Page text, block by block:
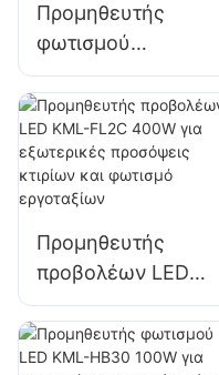
Προμηθευτής
φωτισμού
εξωτερικού χώρου
στάθμευσης και
αποθήκης KML-
FL2C 200W LED
πλημμύρας
Προμηθευτής
προβολέων LED
KML-FL2C 400W
για εξωτερικές
προσόψεις κτιρίων